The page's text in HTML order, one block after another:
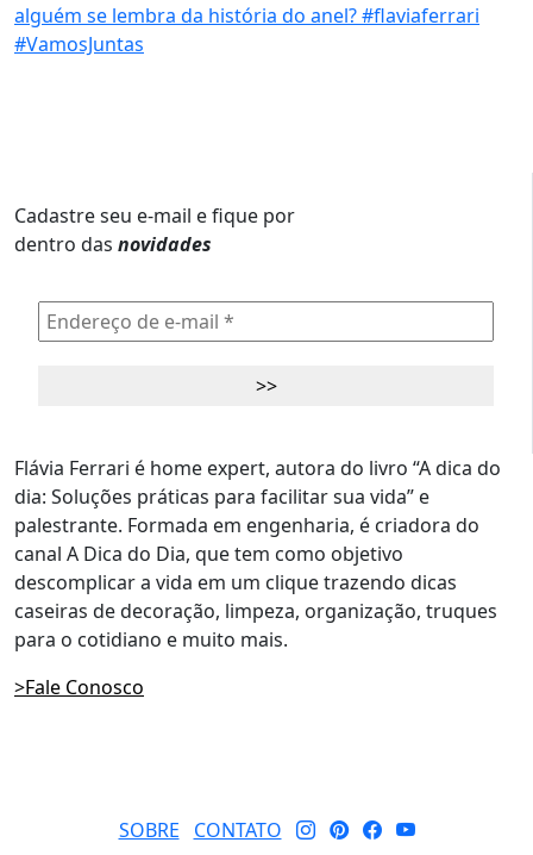
Cadastre seu e-mail e fique por
dentro das novidades
Flávia Ferrari é home expert, autora do livro “A dica do
dia: Soluções práticas para facilitar sua vida” e
palestrante. Formada em engenharia, é criadora do
canal A Dica do Dia, que tem como objetivo
descomplicar a vida em um clique trazendo dicas
caseiras de decoração, limpeza, organização, truques
para o cotidiano e muito mais.
>Fale Conosco
SOBRE
CONTATO